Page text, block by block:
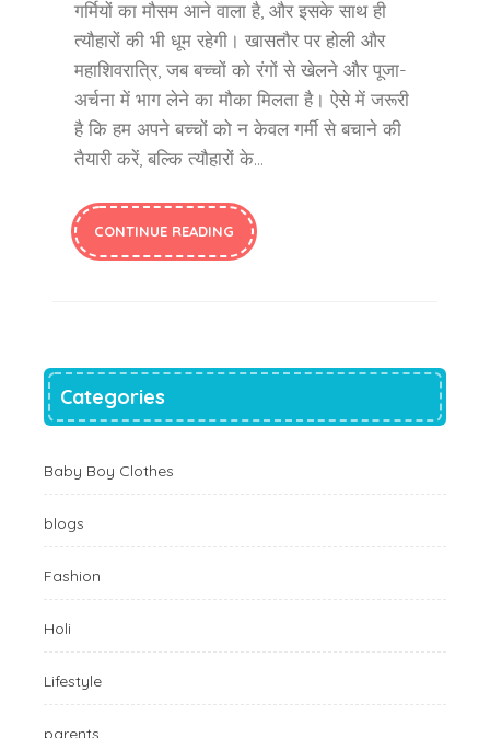
गर्मियों का मौसम आने वाला है, और इसके साथ ही
त्यौहारों की भी धूम रहेगी। खासतौर पर होली और
महाशिवरात्रि, जब बच्चों को रंगों से खेलने और पूजा-
अर्चना में भाग लेने का मौका मिलता है। ऐसे में जरूरी
है कि हम अपने बच्चों को न केवल गर्मी से बचाने की
तैयारी करें, बल्कि त्यौहारों के…
CONTINUE READING
Categories
Baby Boy Clothes
blogs
Fashion
Holi
Lifestyle